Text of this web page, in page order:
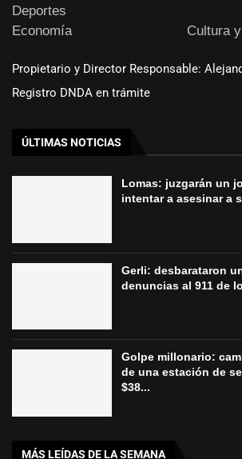
Deportes
Economía
Cultura
Propietario y Director Responsable:
Registro DNDA en trámite
ÚLTIMAS NOTICIAS
Lomas: juzgarán un
intentar a asesinar a
Gerli: desbarataron
denuncias al 911 de
Golpe millonario:
de una estación de
$38...
MÁS LEÍDAS DE LA SEMANA